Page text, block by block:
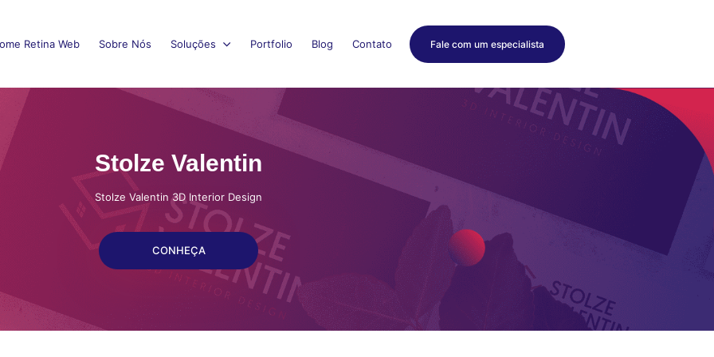
Retina Web Sobre Nós Soluções Portfolio Blog Contato Fale com um especialista
Stolze Valentin
Stolze Valentin 3D Interior Design
CONHEÇA